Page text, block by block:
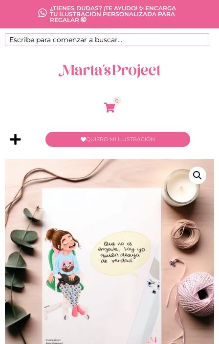
¿TIENES DUDAS? ¡TE AYUDO! ✨ ENCARGA
TU ILUSTRACIÓN PERSONALIZADA PARA
REGALAR 🤭
0
QUIERO MI ILUSTRACIÓN